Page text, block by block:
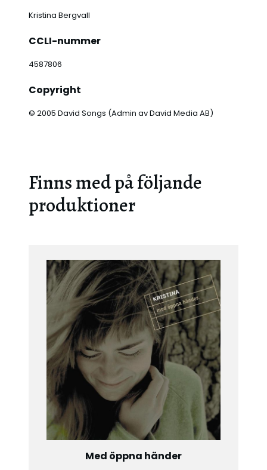
Herre sig mig vart jag skulle gå?
Låt mig andas, vila, gömma mig.
Kristina Bergvall
CCLI-nummer
4587806
Copyright
© 2005 David Songs (Admin av David Media AB)
Finns med på följande
produktioner
Med öppna händer